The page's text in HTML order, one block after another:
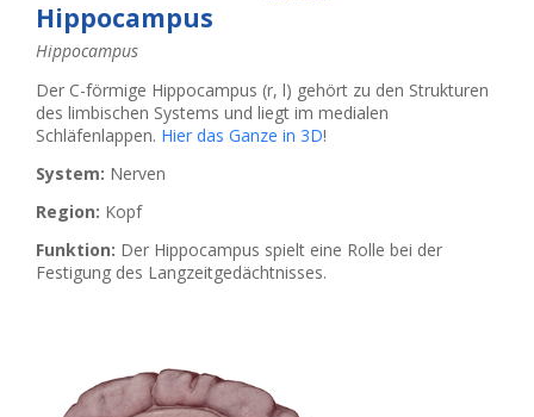
Hippocampus
Hippocampus
Der C-förmige Hippocampus (r, l) gehört zu den Strukturen
des limbischen Systems und liegt im medialen
Schläfenlappen. Hier das Ganze in 3D!
System: Nerven
Region: Kopf
Funktion: Der Hippocampus spielt eine Rolle bei der
Festigung des Langzeitgedächtnisses.